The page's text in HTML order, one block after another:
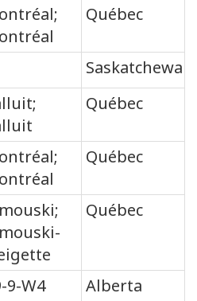
Québec
Saskatchewan
Québec
Québec
Québec
9-W4 Alberta